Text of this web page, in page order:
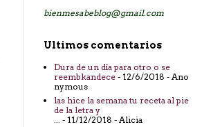
bienmesabeblog@gmail.com
Ultimos comentarios
Dura de un día para otro o se
reembkandece - 12/6/2018 - Ano
nymous
las hice la semana tu receta al pie
de la letra y
... - 11/12/2018 - Alicia